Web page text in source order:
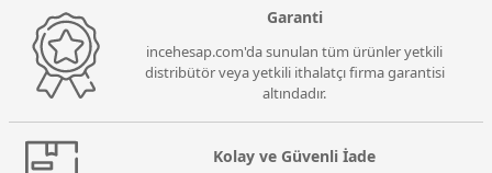
Garanti
incehesap.com'da sunulan tüm ürünler yetkili
distribütör veya yetkili ithalatçı firma garantisi
altındadır.
Kolay ve Güvenli İade